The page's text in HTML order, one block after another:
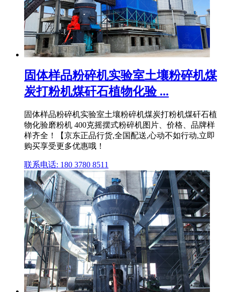
固体样品粉碎机实验室土壤粉碎机煤
炭打粉机煤矸石植物化验 ...
固体样品粉碎机实验室土壤粉碎机煤炭打粉机煤矸石植
物化验磨粉机 400克摇摆式粉碎机图片、价格、品牌样
样齐全！【京东正品行货,全国配送,心动不如行动,立即
购买享受更多优惠哦！
联系电话: 180 3780 8511